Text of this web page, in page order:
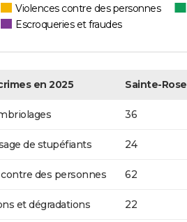
Violences contre des personnes
Escroqueries et fraudes
en 2025 Sainte-Rose
36
de stupéfiants 24
des personnes 62
et dégradations 22